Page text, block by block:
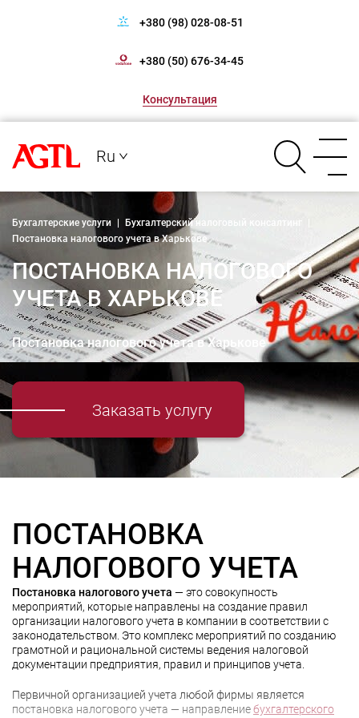
+380 (98) 028-08-51
+380 (50) 676-34-45
Консультация
Ru
Бухгалтерские услуги Бухгалтерский налоговый консалтинг
Постановка налогового учета в Харькове
ПОСТАНОВКА НАЛОГОВОГО
УЧЕТА В ХАРЬКОВЕ
Постановка налогового учета в Харькове
Заказать услугу
ПОСТАНОВКА
НАЛОГОВОГО УЧЕТА
Постановка налогового учета — это совокупность
мероприятий, которые направлены на создание правил
организации налогового учета в компании в соответствии с
законодательством. Это комплекс мероприятий по созданию
грамотной и рациональной системы ведения налоговой
документации предприятия, правил и принципов учета.
Первичной организацией учета любой фирмы является
постановка налогового учета — направлениебухгалтерского